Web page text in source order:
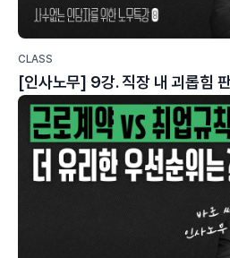
CLASS
[인사노무] 9강. 직장 내 괴롭힘